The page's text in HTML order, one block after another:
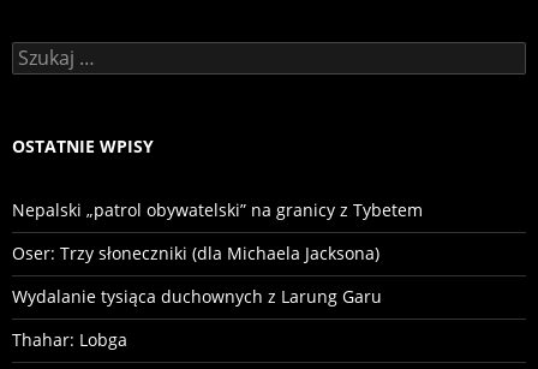
Szukaj:
OSTATNIE WPISY
Nepalski „patrol obywatelski” na granicy z Tybetem
Oser: Trzy słoneczniki (dla Michaela Jacksona)
Wydalanie tysiąca duchownych z Larung Garu
Thahar: Lobga